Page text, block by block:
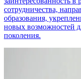
сотрудничества,
образования,
новых возможностей
поколения.